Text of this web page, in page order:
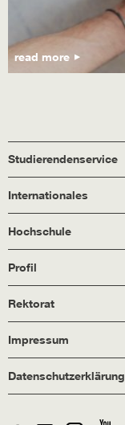
read more
Studierendenservice
Internationales
Hochschule
Profil
Rektorat
Impressum
Datenschutzerklärung